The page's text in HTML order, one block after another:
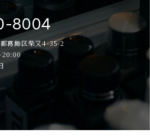
8004
葛飾区柴又4-35-2
20:00